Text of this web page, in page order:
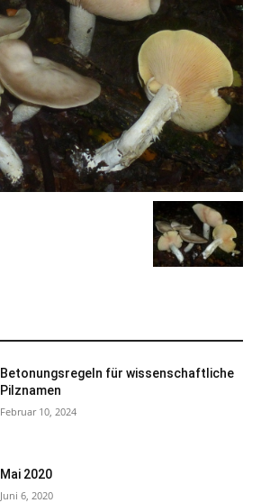
Betonungsregeln für wissenschaftliche
Pilznamen
Februar 10, 2024
Mai 2020
Juni 6, 2020